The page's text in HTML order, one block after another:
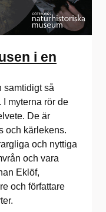
i en
samtidigt så
myterna rör de
De är
och kärlekens.
och nyttiga
och vara
Eklöf,
och författare